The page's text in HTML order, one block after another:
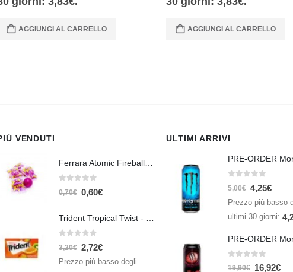
AGGIUNGI AL CARRELLO AGGIUNGI AL CARRELLO
VENDUTI
Ferrara Atomic Fireballs Cinnamon 1 Piece - 5 gr
0,70€ 0,60€
Trident Tropical Twist - 26,6 gr
3,20€ 2,72€
Prezzo più basso degli
ULTIMI ARRIVI
5,00€ 4,25€
Prezzo più basso
ultimi 30 giorni:
19,90€ 16,92€